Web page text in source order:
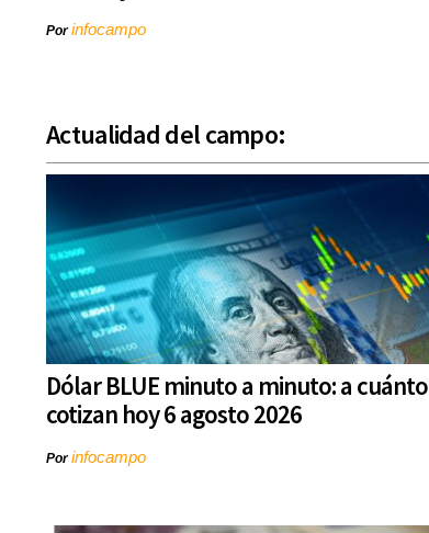
Porinfocampo
Actualidad del campo:
Dólar BLUE minuto a minuto: a cuánto
cotizan hoy 6 agosto 2026
Porinfocampo